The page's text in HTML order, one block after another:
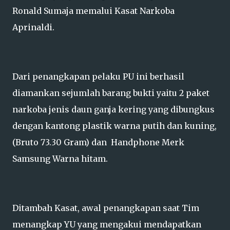
Ronald Sumaja memalui Kasat Narkoba
Aprinaldi.
Dari penangkapan pelaku PU ini berhasil
diamankan sejumlah barang bukti yaitu 2 paket
narkoba jenis daun ganja kering yang dibungkus
dengan kantong plastik warna putih dan kuning,
(Bruto 73.30 Gram) dan Handphone Merk
Samsung Warna hitam.
Ditambah Kasat, awal penangkapan saat Tim
menangkap YU yang mengakui mendapatkan